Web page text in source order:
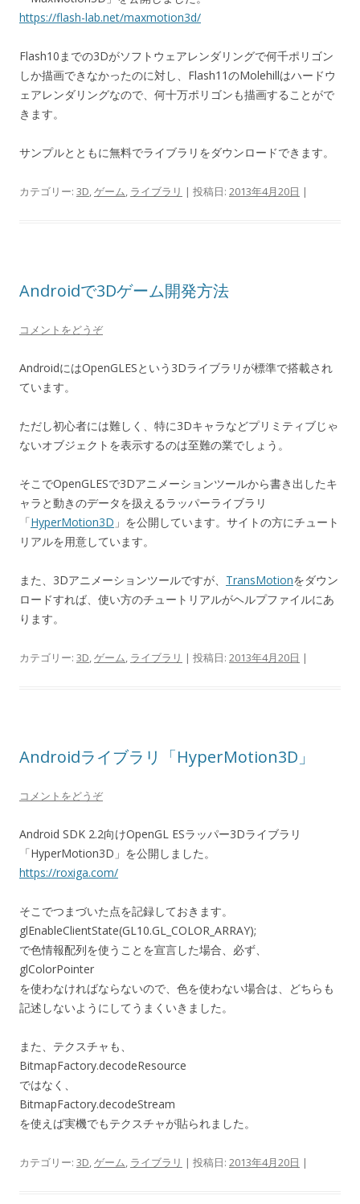
https://flash-lab.net/maxmotion3d/
Flash10までの3Dがソフトウェアレンダリングで何千ポリゴン
しか描画できなかったのに対し、Flash11のMolehillはハードウ
ェアレンダリングなので、何十万ポリゴンも描画することがで
きます。
サンプルとともに無料でライブラリをダウンロードできます。
カテゴリー: 3D,ゲーム, ライブラリ | 投稿日: 2013年4月20日 |
Androidで3Dゲーム開発方法
コメントをどうぞ
AndroidにはOpenGLESという3Dライブラリが標準で搭載され
ています。
ただし初心者には難しく、特に3Dキャラなどプリミティブじゃ
ないオブジェクトを表示するのは至難の業でしょう。
そこでOpenGLESで3Dアニメーションツールから書き出したキ
ャラと動きのデータを扱えるラッパーライブラリ
「HyperMotion3D 」を公開しています。サイトの方にチュート
リアルを用意しています。
また、3Dアニメーションツールですが、 TransMotionをダウン
ロードすれば、使い方のチュートリアルがヘルプファイルにあ
ります。
カテゴリー: 3D,ゲーム, ライブラリ | 投稿日: 2013年4月20日 |
Androidライブラリ「HyperMotion3D」
コメントをどうぞ
Android SDK 2.2向けOpenGL ESラッパー3Dライブラリ
「HyperMotion3D」を公開しました。
https://roxiga.com/
そこでつまづいた点を記録しておきます。
glEnableClientState(GL10.GL_COLOR_ARRAY);
で色情報配列を使うことを宣言した場合、必ず、
glColorPointer
を使わなければならないので、色を使わない場合は、どちらも
記述しないようにしてうまくいきました。
また、テクスチャも、
BitmapFactory.decodeResource
ではなく、
BitmapFactory.decodeStream
を使えば実機でもテクスチャが貼られました。
カテゴリー: 3D,ゲーム, ライブラリ | 投稿日: 2013年4月20日 |